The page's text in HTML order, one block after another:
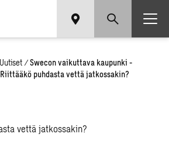
Uutiset / Swecon vaikuttava kaupunki -
puhdasta vettä jatkossakin?